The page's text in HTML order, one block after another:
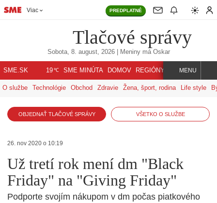
Viac PREDPLATNÉ
Tlačové správy
Sobota, 8. august, 2026| Meniny má Oskar
SME.SK 19℃ SME MINÚTA DOMOV REGIÓNY INDEX SVET
MENU
O službe Technológie Obchod Zdravie Žena, šport, rodina Life style
OBJEDNAŤ TLAČOVÉ SPRÁVY VŠETKO O SLUŽBE
26. nov 2020 o 10:19
Už tretí rok mení dm "Black
Friday" na "Giving Friday"
Podporte svojím nákupom v dm počas piatkového